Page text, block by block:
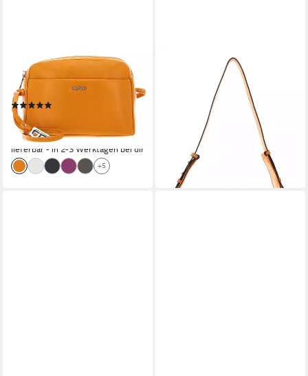
PICARD
Umhängetasche Hand Bag,
aus echtem Rindsleder
85,68 €
-28%
lieferbar - in 2-3 Werktagen bei dir
+5
Schultertasche FB
UVP 179,90 €
lieferbar - in 2-3 Werktagen bei dir